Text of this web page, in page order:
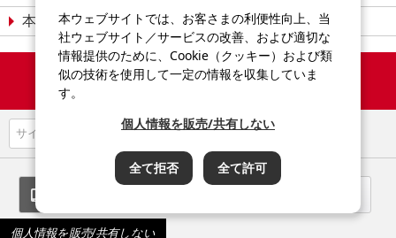
本サイトについて
サイトマップ
Copyright©2014-2026
Sompo Japan Insurance Inc.
個人情報を販売/共有しない
本ウェブサイトでは、お客さまの利便性向上、当
社ウェブサイト／サービスの改善、および適切な
情報提供のために、Cookie（クッキー）および類
似の技術を使用して一定の情報を収集していま
す。
個人情報を販売/共有しない
全て拒否 全て許可